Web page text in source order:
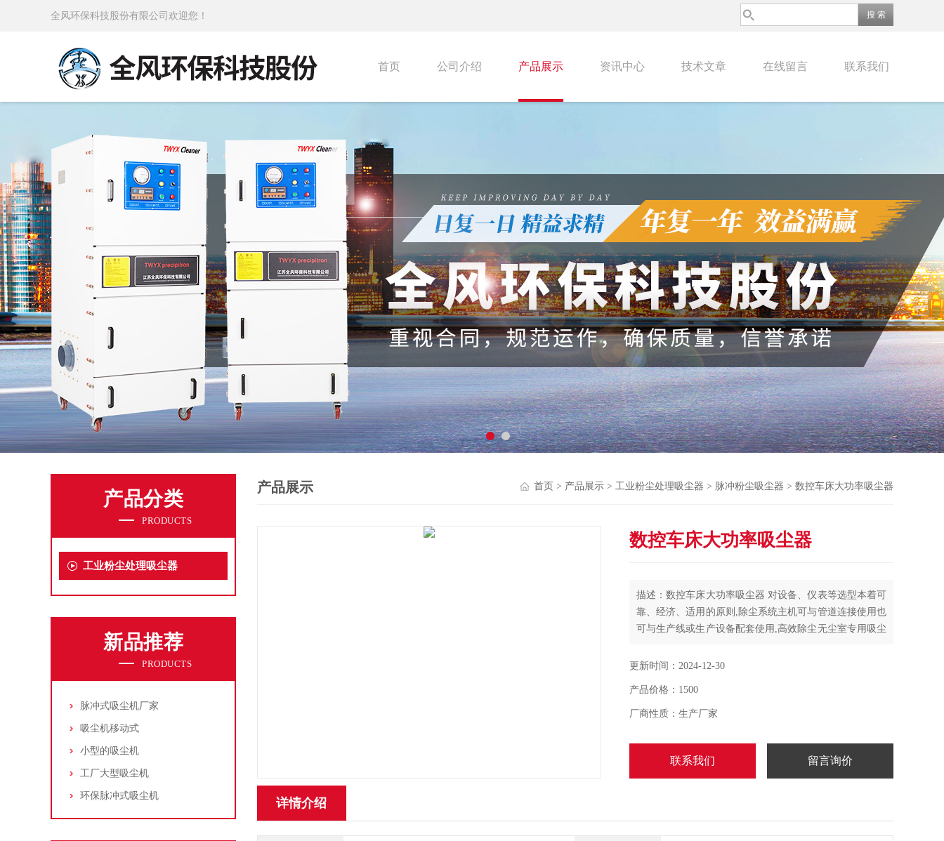
全风环保科技股份有限公司欢迎您！
首页 公司介绍 产品展示 资讯中心 技术文章 在线留言 联系我们
产品分类
PRODUCTS
工业粉尘处理吸尘器
新品推荐
PRODUCTS
脉冲式吸尘机厂家
吸尘机移动式
小型的吸尘机
工厂大型吸尘机
环保脉冲式吸尘机
产品展示 首页 > 产品展示 > 工业粉尘处理吸尘器 > 脉冲粉尘吸尘器 > 数控车床大功率吸尘器
数控车床大功率吸尘器
描述：数控车床大功率吸尘器 对设备、仪表等选型本着可
靠、经济、适用的原则,除尘系统主机可与管道连接使用也
可与生产线或生产设备配套使用,高效除尘无尘室专用吸尘
更新时间：2024-12-30
产品价格：1500
厂商性质：生产厂家
联系我们 留言询价
详情介绍